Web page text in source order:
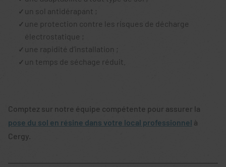
un sol antidérapant ;
une protection contre les risques de décharge
électrostatique ;
une rapidité d’installation ;
un temps de séchage réduit.
Comptez sur notre équipe compétente pour assurer la
pose du sol en résine dans votre local professionnel à
Cergy.